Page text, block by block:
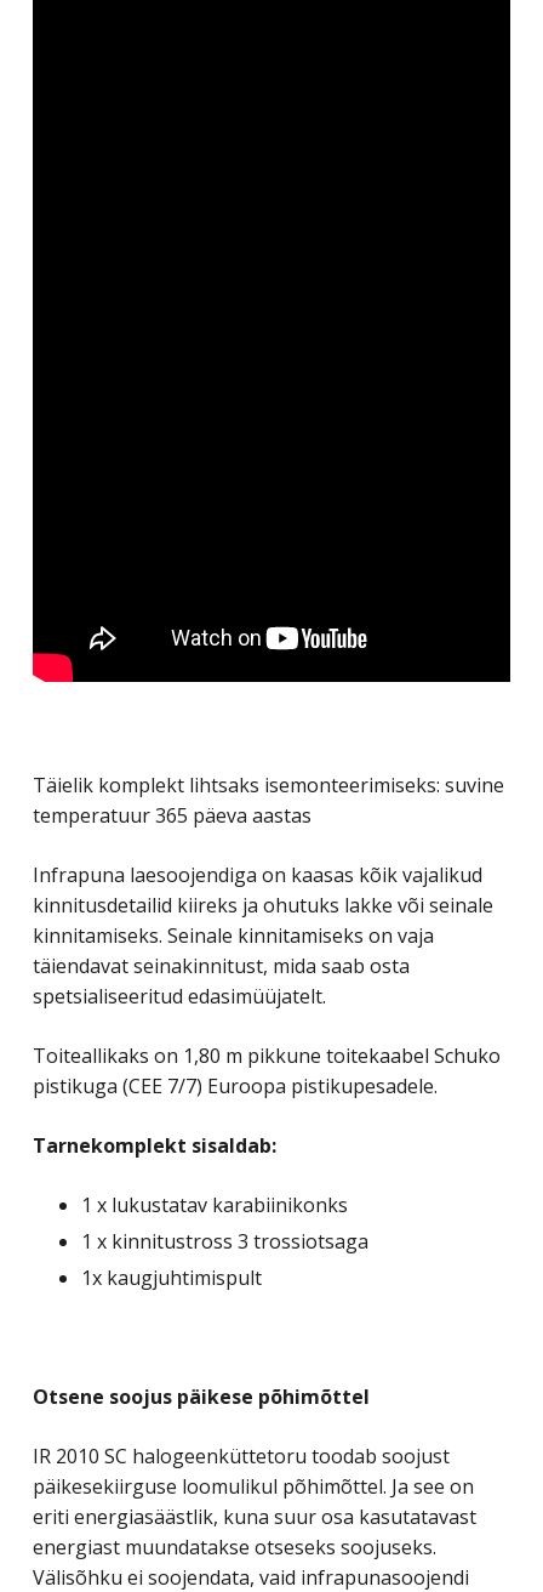
Täielik komplekt lihtsaks isemonteerimiseks: suvine
temperatuur 365 päeva aastas
Infrapuna laesoojendiga on kaasas kõik vajalikud
kinnitusdetailid kiireks ja ohutuks lakke või seinale
kinnitamiseks. Seinale kinnitamiseks on vaja
täiendavat seinakinnitust, mida saab osta
spetsialiseeritud edasimüüjatelt.
Toiteallikaks on 1,80 m pikkune toitekaabel Schuko
pistikuga (CEE 7/7) Euroopa pistikupesadele.
Tarnekomplekt sisaldab:
1 x lukustatav karabiinikonks
1 x kinnitustross 3 trossiotsaga
1x kaugjuhtimispult
Otsene soojus päikese põhimõttel
IR 2010 SC halogeenküttetoru toodab soojust
päikesekiirguse loomulikul põhimõttel. Ja see on
eriti energiasäästlik, kuna suur osa kasutatavast
energiast muundatakse otseseks soojuseks.
Välisõhku ei soojendata, vaid infrapunasoojendi